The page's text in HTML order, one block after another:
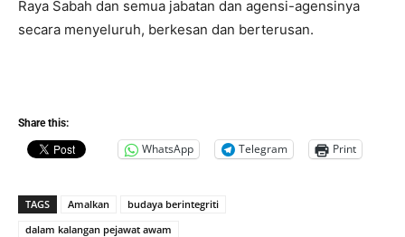
Raya Sabah dan semua jabatan dan agensi-agensinya
secara menyeluruh, berkesan dan berterusan.
Share this:
WhatsApp Telegram Print
TAGS Amalkan
budaya berintegriti
dalam kalangan pejawat awam